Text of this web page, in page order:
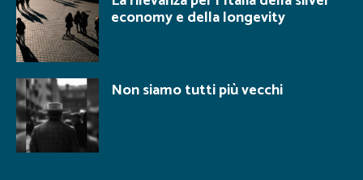
economy e della longevity
Non siamo tutti più vecchi